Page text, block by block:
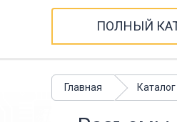
ПОЛНЫЙ
Главная Каталог